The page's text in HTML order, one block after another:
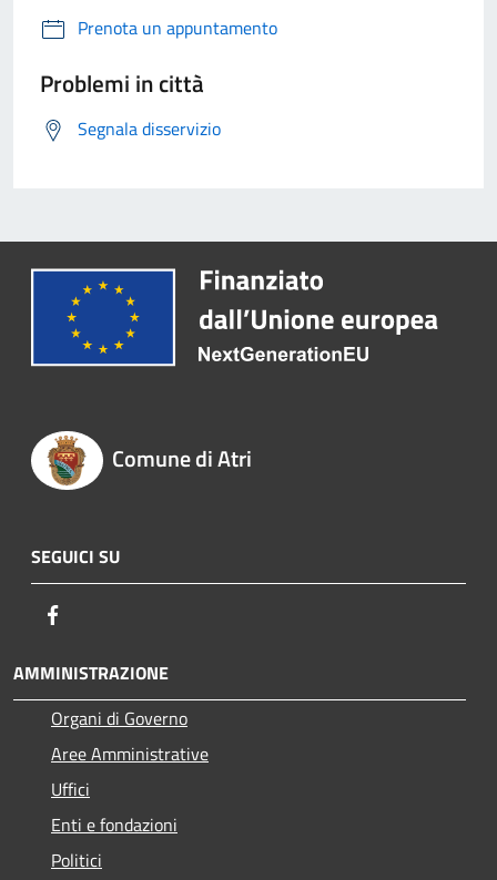
Prenota un appuntamento
Problemi in città
Segnala disservizio
Comune di Atri
SEGUICI SU
AMMINISTRAZIONE
Organi di Governo
Aree Amministrative
Uffici
Enti e fondazioni
Politici